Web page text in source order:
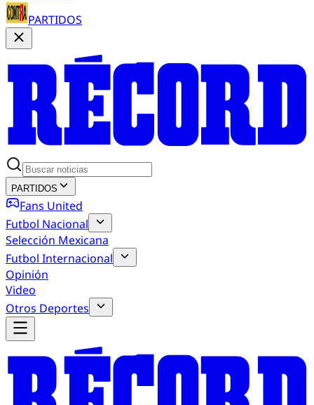
PARTIDOS
PARTIDOS
Fans United
Futbol Nacional
Selección Mexicana
Futbol Internacional
Opinión
Video
Otros Deportes